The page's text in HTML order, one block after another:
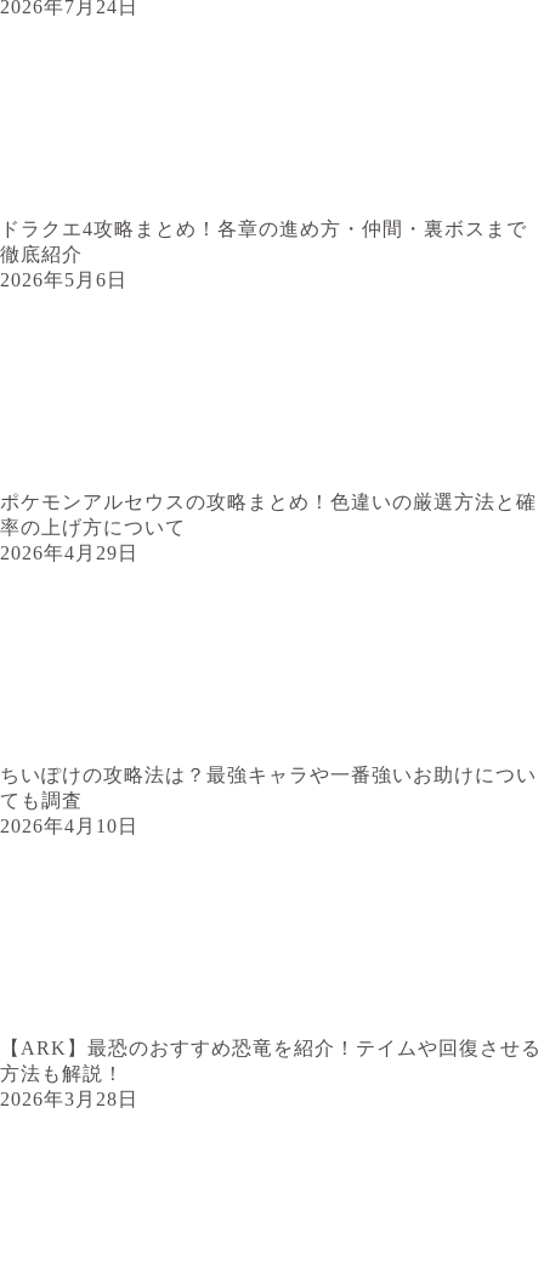
2026年7月24日
ドラクエ4攻略まとめ！各章の進め方・仲間・裏ボスまで
徹底紹介
2026年5月6日
ポケモンアルセウスの攻略まとめ！色違いの厳選方法と確
率の上げ方について
2026年4月29日
ちいぽけの攻略法は？最強キャラや一番強いお助けについ
ても調査
2026年4月10日
【ARK】最恐のおすすめ恐竜を紹介！テイムや回復させる
方法も解説！
2026年3月28日